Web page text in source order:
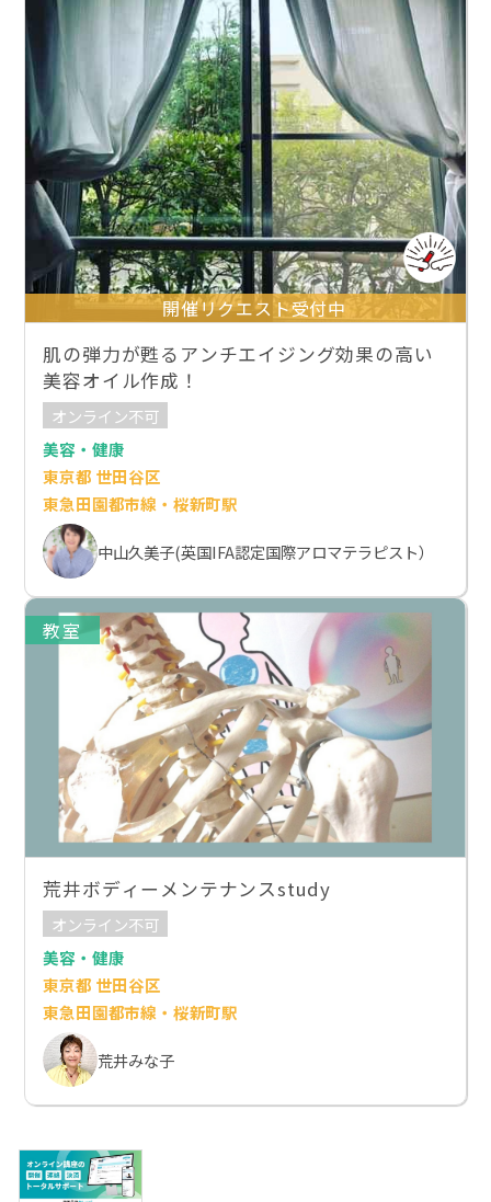
開催リクエスト受付中
肌の弾力が甦るアンチエイジング効果の高い
美容オイル作成！
オンライン不可
美容・健康
東京都 世田谷区
東急田園都市線・桜新町駅
中山久美子(英国IFA認定国際アロマテラピスト）
教室
荒井ボディーメンテナンスstudy
オンライン不可
美容・健康
東京都 世田谷区
東急田園都市線・桜新町駅
荒井みな子